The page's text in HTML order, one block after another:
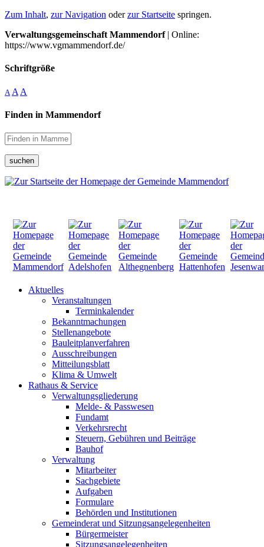
Zum Inhalt, zur Navigation oderzur Startseite springen.
Verwaltungsgemeinschaft Mammendorf| Online:
https://www.vgmammendorf.de/
Schriftgröße
A A A
Finden in Mammendorf
suchen
Aktuelles
Veranstaltungen
Terminkalender
Bekanntmachungen
Stellenangebote
Bauleitplanverfahren
Ausschreibungen
Mitteilungsblatt
Klima & Umwelt
Rathaus & Service
Verwaltungsgliederung
Melde- & Passwesen
Fundamt
Verkehrsrecht
Steuern, Gebühren und Beiträge
Bauhof
Verwaltung
Mitarbeiter
Sachgebiete
Aufgaben
Formulare
Behörden und Institutionen
Gemeinderat und Sitzungsangelegenheiten
Bürgermeister
Sitzungsangelegenheiten